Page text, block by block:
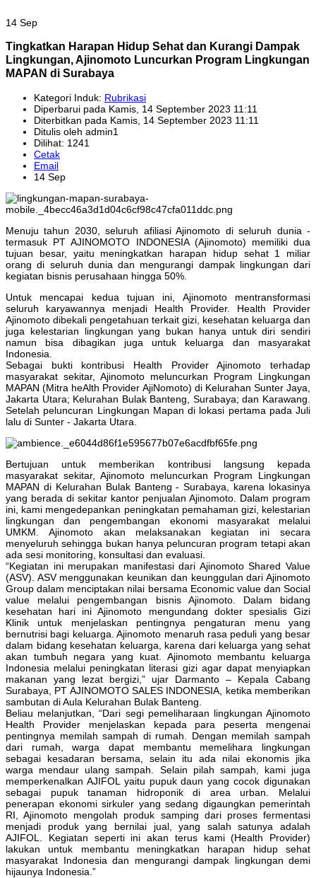
14 Sep
Tingkatkan Harapan Hidup Sehat dan Kurangi Dampak
Lingkungan, Ajinomoto Luncurkan Program Lingkungan
MAPAN di Surabaya
Kategori Induk: Rubrikasi
Diperbarui pada Kamis, 14 September 2023 11:11
Diterbitkan pada Kamis, 14 September 2023 11:11
Ditulis oleh admin1
Dilihat: 1241
Cetak
Email
14 Sep
Menuju tahun 2030, seluruh afiliasi Ajinomoto di seluruh dunia -
termasuk PT AJINOMOTO INDONESIA (Ajinomoto) memiliki dua
tujuan besar, yaitu meningkatkan harapan hidup sehat 1 miliar
orang di seluruh dunia dan mengurangi dampak lingkungan dari
kegiatan bisnis perusahaan hingga 50%.
Untuk mencapai kedua tujuan ini, Ajinomoto mentransformasi
seluruh karyawannya menjadi Health Provider. Health Provider
Ajinomoto dibekali pengetahuan terkait gizi, kesehatan keluarga dan
juga kelestarian lingkungan yang bukan hanya untuk diri sendiri
namun bisa dibagikan juga untuk keluarga dan masyarakat
Indonesia.
Sebagai bukti kontribusi Health Provider Ajinomoto terhadap
masyarakat sekitar, Ajinomoto meluncurkan Program Lingkungan
MAPAN (Mitra heAlth Provider AjiNomoto) di Kelurahan Sunter Jaya,
Jakarta Utara; Kelurahan Bulak Banteng, Surabaya; dan Karawang.
Setelah peluncuran Lingkungan Mapan di lokasi pertama pada Juli
lalu di Sunter - Jakarta Utara.
Bertujuan untuk memberikan kontribusi langsung kepada
masyarakat sekitar, Ajinomoto meluncurkan Program Lingkungan
MAPAN di Kelurahan Bulak Banteng - Surabaya, karena lokasinya
yang berada di sekitar kantor penjualan Ajinomoto. Dalam program
ini, kami mengedepankan peningkatan pemahaman gizi, kelestarian
lingkungan dan pengembangan ekonomi masyarakat melalui
UMKM. Ajinomoto akan melaksanakan kegiatan ini secara
menyeluruh sehingga bukan hanya peluncuran program tetapi akan
ada sesi monitoring, konsultasi dan evaluasi.
“Kegiatan ini merupakan manifestasi dari Ajinomoto Shared Value
(ASV). ASV menggunakan keunikan dan keunggulan dari Ajinomoto
Group dalam menciptakan nilai bersama Economic value dan Social
value melalui pengembangan bisnis Ajinomoto. Dalam bidang
kesehatan hari ini Ajinomoto mengundang dokter spesialis Gizi
Klinik untuk menjelaskan pentingnya pengaturan menu yang
bernutrisi bagi keluarga. Ajinomoto menaruh rasa peduli yang besar
dalam bidang kesehatan keluarga, karena dari keluarga yang sehat
akan tumbuh negara yang kuat. Ajinomoto membantu keluarga
Indonesia melalui peningkatan literasi gizi agar dapat menyiapkan
makanan yang lezat bergizi,” ujar Darmanto – Kepala Cabang
Surabaya, PT AJINOMOTO SALES INDONESIA, ketika memberikan
sambutan di Aula Kelurahan Bulak Banteng.
Beliau melanjutkan, “Dari segi pemeliharaan lingkungan Ajinomoto
Health Provider menjelaskan kepada para peserta mengenai
pentingnya memilah sampah di rumah. Dengan memilah sampah
dari rumah, warga dapat membantu memelihara lingkungan
sebagai kesadaran bersama, selain itu ada nilai ekonomis jika
warga mendaur ulang sampah. Selain pilah sampah, kami juga
memperkenalkan AJIFOL yaitu pupuk daun yang cocok digunakan
sebagai pupuk tanaman hidroponik di area urban. Melalui
penerapan ekonomi sirkuler yang sedang digaungkan pemerintah
RI, Ajinomoto mengolah produk samping dari proses fermentasi
menjadi produk yang bernilai jual, yang salah satunya adalah
AJIFOL. Kegiatan seperti ini akan terus kami (Health Provider)
lakukan untuk membantu meningkatkan harapan hidup sehat
masyarakat Indonesia dan mengurangi dampak lingkungan demi
hijaunya Indonesia.”